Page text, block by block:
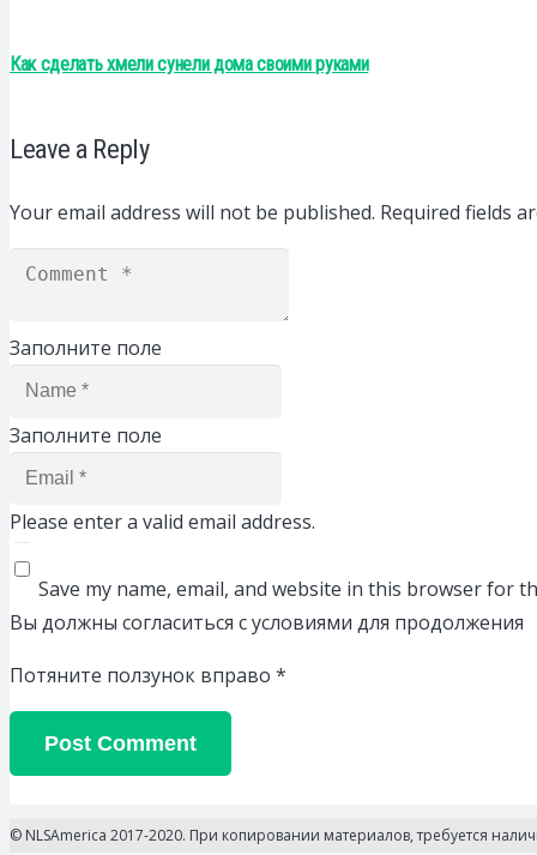
Как сделать хмели сунели дома своими руками
Leave a Reply
Your email address will not be published. Required fields
Заполните поле
Заполните поле
Please enter a valid email address.
Save my name, email, and website in this browser for
Вы должны согласиться с условиями для продолжения
Потяните ползунок вправо *
Post Comment
© NLSAmerica 2017-2020. При копировании материалов, требуется